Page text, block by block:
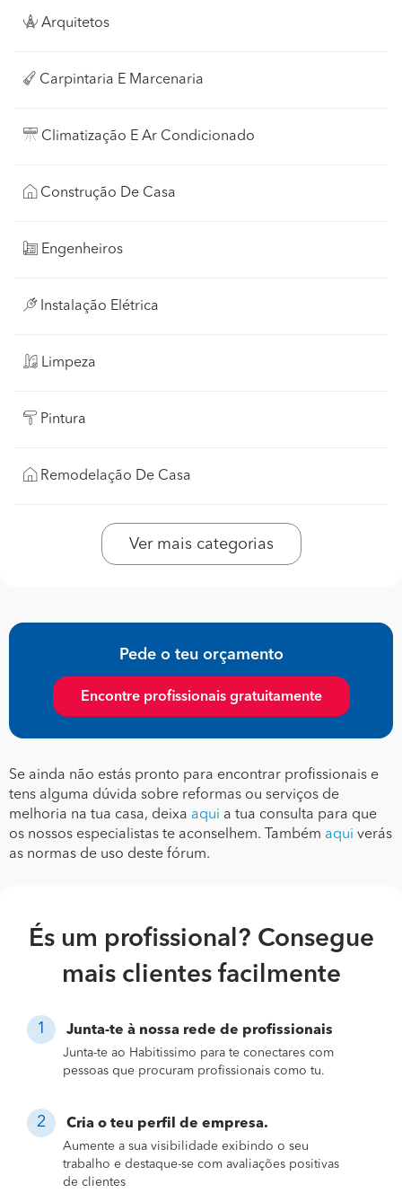
Arquitetos
Carpintaria E Marcenaria
Climatização E Ar Condicionado
Construção De Casa
Engenheiros
Instalação Elétrica
Limpeza
Pintura
Remodelação De Casa
Ver mais categorias
Pede o teu orçamento
Encontre profissionais gratuitamente
Se ainda não estás pronto para encontrar profissionais e
tens alguma dúvida sobre reformas ou serviços de
melhoria na tua casa, deixa aqui a tua consulta para que
os nossos especialistas te aconselhem. Também aqui verás
as normas de uso deste fórum.
És um profissional? Consegue
mais clientes facilmente
Junta-te à nossa rede de profissionais
Junta-te ao Habitissimo para te conectares com
pessoas que procuram profissionais como tu.
Cria o teu perfil de empresa.
Aumente a sua visibilidade exibindo o seu
trabalho e destaque-se com avaliações positivas
de clientes